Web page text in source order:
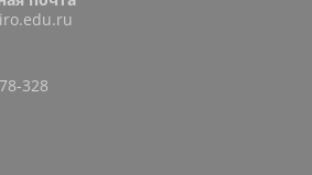
328